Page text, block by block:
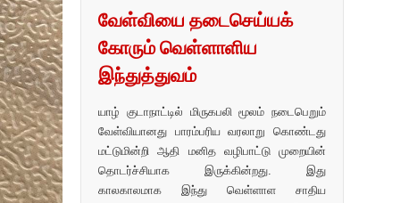
வேள்வியை தடைசெய்யக்
கோரும் வெள்ளாளிய
இந்துத்துவம்
யாழ் குடாநாட்டில் மிருகபலி மூலம் நடைபெறும்
வேள்வியானது பாரம்பரிய வரலாறு கொண்டது
மட்டுமின்றி ஆதி மனித வழிபாட்டு முறையின்
தொடர்ச்சியாக இருக்கின்றது. இது
காலகாலமாக இந்து வெள்ளாள சாதிய